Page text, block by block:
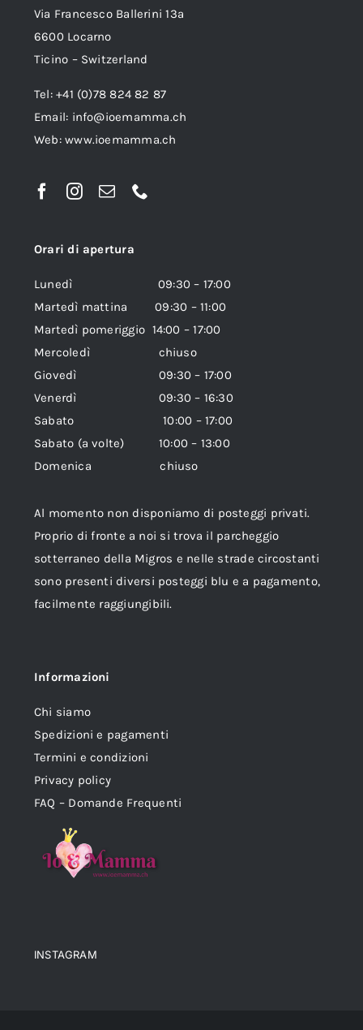
Via Francesco Ballerini 13a
6600 Locarno
Ticino – Switzerland
Tel: +41 (0)78 824 82 87
Email: info@ioemamma.ch
Web:www.ioemamma.ch
Orari di apertura
Lunedì 09:30 – 17:00
Martedì mattina 09:30 – 11:00
Martedì pomeriggio 14:00 – 17:00
Mercoledì chiuso
Giovedì 09:30 – 17:00
Venerdì 09:30 – 16:30
Sabato 10:00 – 17:00
Sabato (a volte) 10:00 – 13:00
Domenica chiuso
Al momento non disponiamo di posteggi privati.
Proprio di fronte a noi si trova il parcheggio
sotterraneo della Migros e nelle strade circostanti
sono presenti diversi posteggi blu e a pagamento,
facilmente raggiungibili.
Informazioni
Chi siamo
Spedizioni e pagamenti
Termini e condizioni
Privacy policy
FAQ – Domande Frequenti
INSTAGRAM